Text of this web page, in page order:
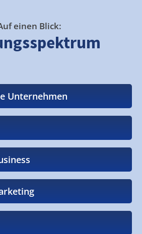
einen Blick:
Unternehmen